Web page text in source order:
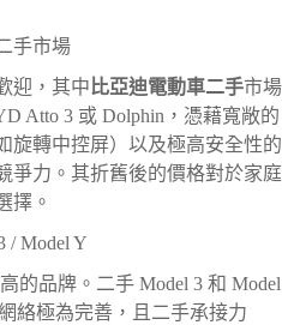
手市場
迎，其中 比亞迪電動車二手市場
Atto 3 或 Dolphin，憑藉寬敞的
旋轉中控屏）以及極高安全性的
爭力。其折舊後的價格對於家庭
擇。
/ Model Y
的品牌。二手 Model 3 和 Model
絡極為完善，且二手承接力